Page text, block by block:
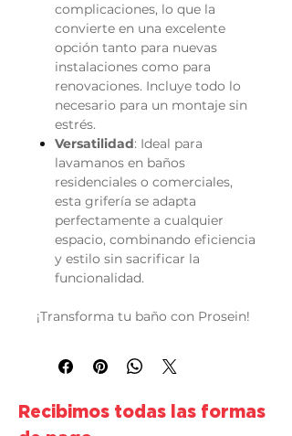
complicaciones, lo que la
convierte en una excelente
opción tanto para nuevas
instalaciones como para
renovaciones. Incluye todo lo
necesario para un montaje sin
estrés.
Versatilidad: Ideal para
lavamanos en baños
residenciales o comerciales,
esta grifería se adapta
perfectamente a cualquier
espacio, combinando eficiencia
y estilo sin sacrificar la
funcionalidad.
¡Transforma tu baño con Prosein!
Recibimos todas las formas